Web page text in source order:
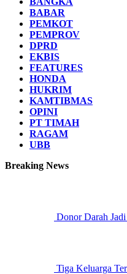
BABAR
PEMKOT
PEMPROV
DPRD
EKBIS
FEATURES
HONDA
HUKRIM
KAMTIBMAS
OPINI
PT TIMAH
RAGAM
UBB
Breaking News
Donor Darah
Tiga Keluarga